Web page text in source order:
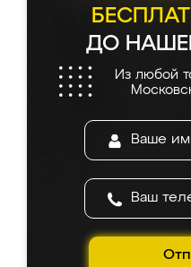
ДО
Из любой